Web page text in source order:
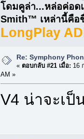
โดมคูล่า...หล่อค่อด
Smith™ เหล่านี้คือชื่
LongPlay
Re: Symphony
« ตอบกลับ #21 เมื่อ: 16
AM »
V4 น่าจะเป็